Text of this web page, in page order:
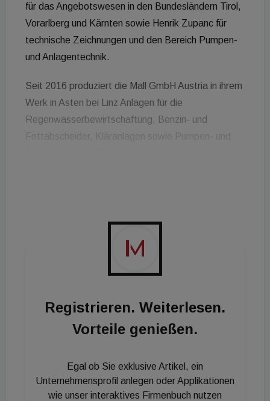
für das Angebotswesen in den Bundesländern Tirol,
Vorarlberg und Kärnten sowie Henrik Zupanc für
technische Zeichnungen und den Bereich Pumpen-
und Anlagentechnik.
Seit 2016 produziert die Mall GmbH Austria in ihrem
Werk in Asten bei Linz Anlagen für die
Regenwasserbewirtschaftung, Benzin- und
Fettabscheider, Kläranlagen sowie Pumpen- und
wurde, um den Weg der Expansion in Österreich mit
Registrieren. Weiterlesen.
Vorteile genießen.
Egal ob Sie exklusive Artikel, ein
Unternehmensprofil anlegen oder Applikationen
wie unser interaktives Firmenbuch nutzen